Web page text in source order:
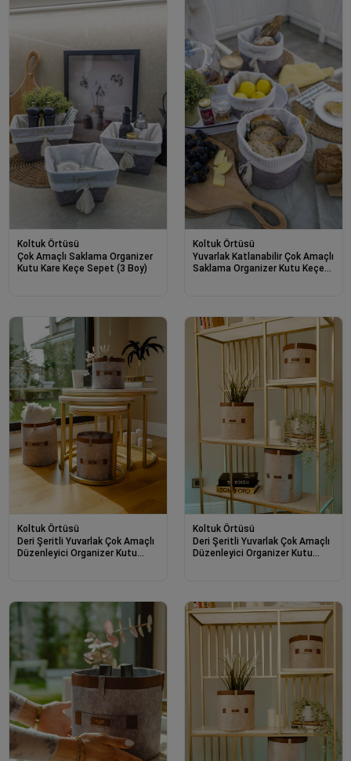
Koltuk Örtüsü
Çok Amaçlı Saklama Organizer
Kutu Kare Keçe Sepet (3 Boy)
Koltuk Örtüsü
Yuvarlak Katlanabilir Çok Amaçlı
Saklama Organizer Kutu Keçe
Koltuk Örtüsü
Deri Şeritli Yuvarlak Çok Amaçlı
Düzenleyici Organizer Kutu
Koltuk Örtüsü
Deri Şeritli Yuvarlak Çok Amaçlı
Düzenleyici Organizer Kutu